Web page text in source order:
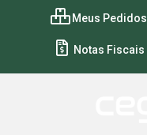
Meus Pedidos
Notas Fiscais